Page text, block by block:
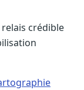
relais crédible